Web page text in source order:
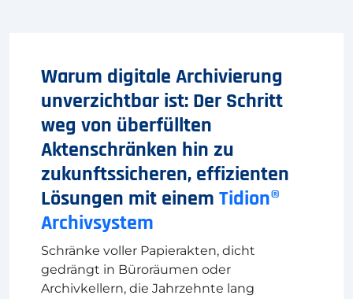
Warum digitale Archivierung
unverzichtbar ist: Der Schritt
weg von überfüllten
Aktenschränken hin zu
zukunftssicheren, effizienten
Lösungen mit einem Tidion®
Archivsystem
Schränke voller Papierakten, dicht
gedrängt in Büroräumen oder
Archivkellern, die Jahrzehnte lang